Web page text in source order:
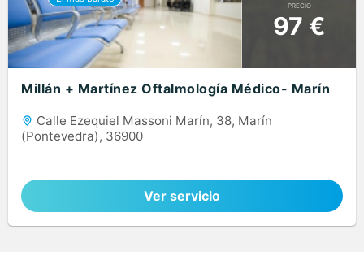
PRECIO
97 €
Millán + Martínez Oftalmología Médico- Marín
Calle Ezequiel Massoni Marín, 38, Marín
(Pontevedra), 36900
Ver servicio